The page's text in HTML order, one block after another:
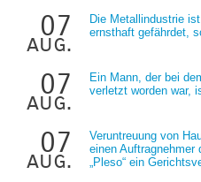
07
aug.
Die Metallindustrie
ernsthaft gefährdet,
07
aug.
Ein Mann, der bei
verletzt worden war,
07
aug.
Veruntreuung von
einen Auftragnehmer
„Pleso“ ein